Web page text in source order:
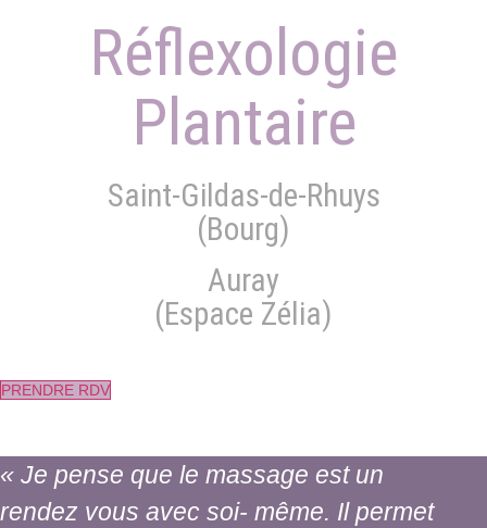
Réflexologie
Plantaire
Saint-Gildas-de-Rhuys
(Bourg)
Auray
(Espace Zélia)
PRENDRE RDV
« Je pense que le massage est un
rendez vous avec soi- même. Il permet